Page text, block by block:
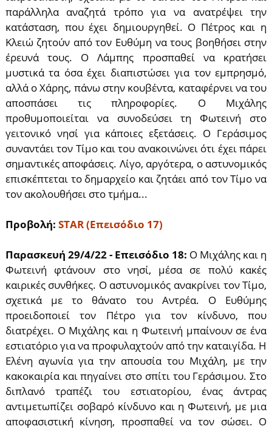
παράλληλα αναζητά τρόπο για να ανατρέψει την
κατάσταση, που έχει δημιουργηθεί. Ο Πέτρος και η
Κλειώ ζητούν από τον Ευθύμη να τους βοηθήσει στην
έρευνά τους. Ο Λάμπης προσπαθεί να κρατήσει
μυστικά τα όσα έχει διαπιστώσει για τον εμπρησμό,
αλλά ο Χάρης, πάνω στην κουβέντα, καταφέρνει να του
αποσπάσει τις πληροφορίες. Ο Μιχάλης
προθυμοποιείται να συνοδεύσει τη Φωτεινή στο
γειτονικό νησί για κάποιες εξετάσεις. Ο Γεράσιμος
συναντάει τον Τίμο και του ανακοινώνει ότι έχει πάρει
σημαντικές αποφάσεις. Λίγο, αργότερα, ο αστυνομικός
επισκέπτεται το δημαρχείο και ζητάει από τον Τίμο να
τον ακολουθήσει στο τμήμα...
Προβολή: STAR (Επεισόδιο 17)
Παρασκευή 29/4/22 - Επεισόδιο 18: Ο Μιχάλης και η
Φωτεινή φτάνουν στο νησί, μέσα σε πολύ κακές
καιρικές συνθήκες. Ο αστυνομικός ανακρίνει τον Τίμο,
σχετικά με το θάνατο του Αντρέα. Ο Ευθύμης
προειδοποιεί τον Πέτρο για τον κίνδυνο, που
διατρέχει. Ο Μιχάλης και η Φωτεινή μπαίνουν σε ένα
εστιατόριο για να προφυλαχτούν από την καταιγίδα. Η
Ελένη αγωνία για την απουσία του Μιχάλη, με την
κακοκαιρία και πηγαίνει στο σπίτι του Γεράσιμου. Στο
διπλανό τραπέζι του εστιατορίου, ένας άντρας
αντιμετωπίζει σοβαρό κίνδυνο και η Φωτεινή, με μια
αποφασιστική κίνηση, προσπαθεί να τον σώσει. Ο